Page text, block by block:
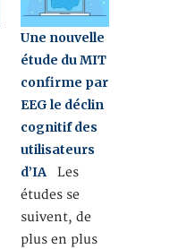
Une nouvelle
étude du MIT
confirme par
EEG le déclin
cognitif des
utilisateurs
d’IA Les
études se
suivent, de
plus en plus